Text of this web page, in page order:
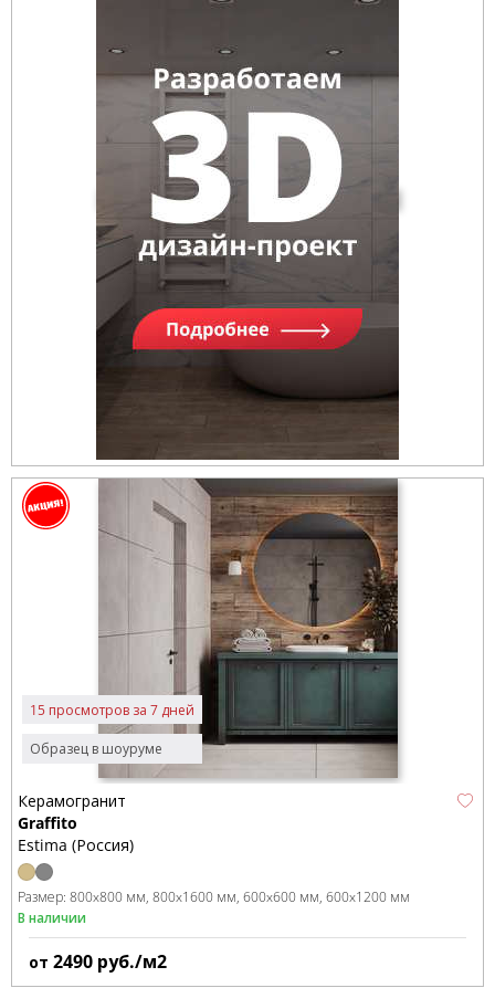
Образец в шоуруме
15 просмотров за 7 дней
Керамогранит
Graffito
Estima (Россия)
Размер: 800x800 мм 800x1600 мм 600x600 мм 600x1200 мм
В наличии
от 2490 руб./м2